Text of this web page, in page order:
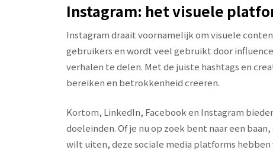
Instagram: het visuele
Instagram draait voornamelijk om visuele
gebruikers en wordt veel gebruikt door
verhalen te delen. Met de juiste hashtags en
bereiken en betrokkenheid creëren.
Kortom, LinkedIn, Facebook en Instagram
doeleinden. Of je nu op zoek bent naar een
wilt uiten, deze sociale media platforms hebben